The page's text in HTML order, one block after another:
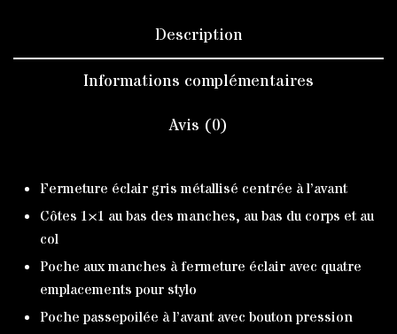
Description
Informations complémentaires
Avis (0)
Fermeture éclair gris métallisé centrée à l’avant
Côtes 1×1 au bas des manches, au bas du corps et au
col
Poche aux manches à fermeture éclair avec quatre
emplacements pour stylo
Poche passepoilée à l’avant avec bouton pression